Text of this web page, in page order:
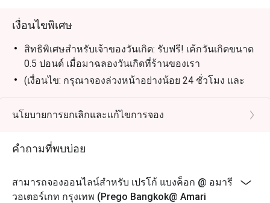
เงื่อนไขพิเศษ
สิทธิพิเศษสำหรับเจ้าของวันเกิด: รับฟรี! เค้กวันเกิดขนาด
0.5 ปอนด์ เมื่อมาฉลองวันเกิดที่ร้านของเรา
(เงื่อนไข: กรุณาจองล่วงหน้าอย่างน้อย 24 ชั่วโมง และ
ระบุข้อความ "ฉลองวันเกิด" ในรายละเอียดการจอง)
กรุณาแสดงบัตรประชาชน ซึ่งระบุเดือนเกิดตรงกับเดือนที่
หมายเหตุ: สิทธิ์พิเศษนี้ใช้ได้เฉพาะในเดือนเกิดของคุณ
นโยบายการยกเลิกและแก้ไขการจอง
คำถามที่พบบ่อย
สามารถจองออนไลน์สำหรับ เปรโก้ แบงค็อก @ อมารี
วอเตอร์เกท กรุงเทพ (Prego Bangkok@ Amari